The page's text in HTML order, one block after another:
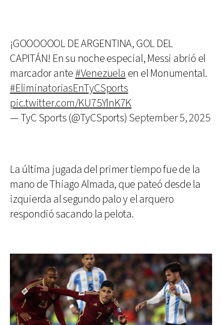
¡GOOOOOOL DE ARGENTINA, GOL DEL
CAPITÁN! En su noche especial, Messi abrió el
marcador ante#Venezuela en el Monumental.
#EliminatoriasEnTyCSports
pic.twitter.com/KU75YlnK7K
— TyC Sports (@TyCSports) September 5, 2025
La última jugada del primer tiempo fue de la
mano de Thiago Almada, que pateó desde la
izquierda al segundo palo y el arquero
respondió sacando la pelota.